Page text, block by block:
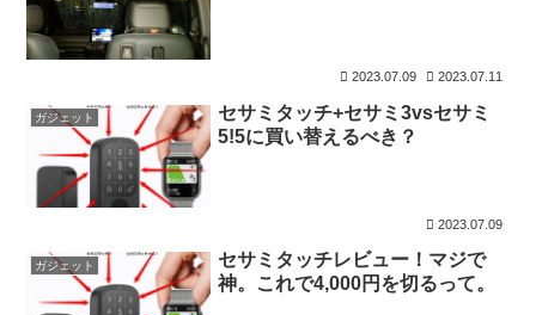
2023.07.09 2023.07.11
ガジェット
セサミタッチ+セサミ3vsセサミ
5!5に買い替えるべき？
2023.07.09
ガジェット
セサミタッチレビュー！マジで
神。これで4,000円を切るって。